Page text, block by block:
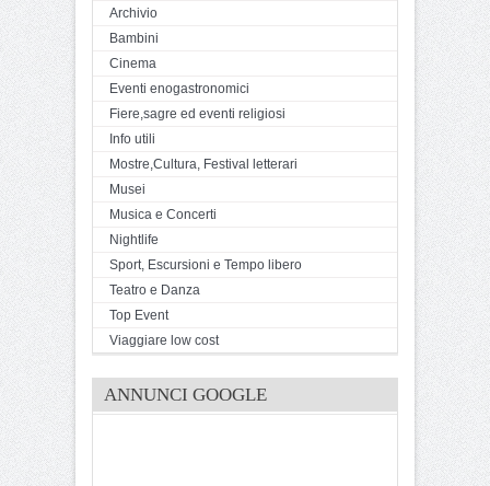
Archivio
Bambini
Cinema
Eventi enogastronomici
Fiere,sagre ed eventi religiosi
Info utili
Mostre,Cultura, Festival letterari
Musei
Musica e Concerti
Nightlife
Sport, Escursioni e Tempo libero
Teatro e Danza
Top Event
Viaggiare low cost
ANNUNCI GOOGLE